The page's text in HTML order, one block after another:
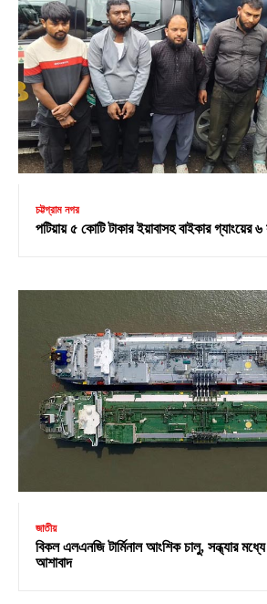
চট্টগ্রাম নগর
পটিয়ায় ৫ কোটি টাকার ইয়াবাসহ বাইকার গ্যাংয়ের
জাতীয়
বিকল এলএনজি টার্মিনাল আংশিক চালু, সন্ধ্যার
আশাবাদ